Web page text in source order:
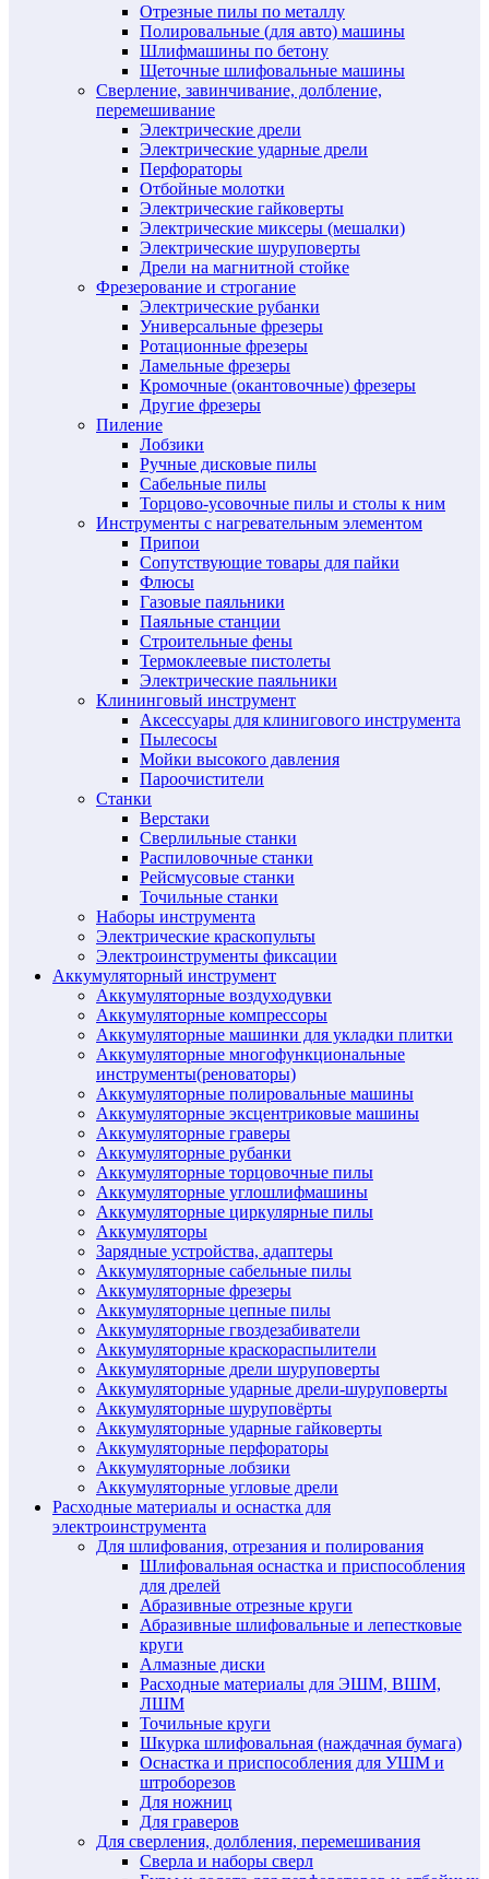
Отрезные пилы по металлу
Полировальные (для авто) машины
Шлифмашины по бетону
Щеточные шлифовальные машины
Сверление, завинчивание, долбление,
перемешивание
Электрические дрели
Электрические ударные дрели
Перфораторы
Отбойные молотки
Электрические гайковерты
Электрические миксеры (мешалки)
Электрические шуруповерты
Дрели на магнитной стойке
Фрезерование и строгание
Электрические рубанки
Универсальные фрезеры
Ротационные фрезеры
Ламельные фрезеры
Кромочные (окантовочные) фрезеры
Другие фрезеры
Пиление
Лобзики
Ручные дисковые пилы
Сабельные пилы
Торцово-усовочные пилы и столы к ним
Инструменты с нагревательным элементом
Припои
Сопутствующие товары для пайки
Флюсы
Газовые паяльники
Паяльные станции
Строительные фены
Термоклеевые пистолеты
Электрические паяльники
Клининговый инструмент
Аксессуары для клинигового инструмента
Пылесосы
Мойки высокого давления
Пароочистители
Станки
Верстаки
Сверлильные станки
Распиловочные станки
Рейсмусовые станки
Точильные станки
Наборы инструмента
Электрические краскопульты
Электроинструменты фиксации
Аккумуляторный инструмент
Аккумуляторные воздуходувки
Аккумуляторные компрессоры
Аккумуляторные машинки для укладки плитки
Аккумуляторные многофункциональные
инструменты(реноваторы)
Аккумуляторные полировальные машины
Аккумуляторные эксцентриковые машины
Аккумуляторные граверы
Аккумуляторные рубанки
Аккумуляторные торцовочные пилы
Аккумуляторные углошлифмашины
Аккумуляторные циркулярные пилы
Аккумуляторы
Зарядные устройства, адаптеры
Аккумуляторные сабельные пилы
Аккумуляторные фрезеры
Аккумуляторные цепные пилы
Аккумуляторные гвоздезабиватели
Аккумуляторные краскораспылители
Аккумуляторные дрели шуруповерты
Аккумуляторные ударные дрели-шуруповерты
Аккумуляторные шуруповёрты
Аккумуляторные ударные гайковерты
Аккумуляторные перфораторы
Аккумуляторные лобзики
Аккумуляторные угловые дрели
Расходные материалы и оснастка для
электроинструмента
Для шлифования, отрезания и полирования
Шлифовальная оснастка и приспособления
для дрелей
Абразивные отрезные круги
Абразивные шлифовальные и лепестковые
круги
Алмазные диски
Расходные материалы для ЭШМ, ВШМ,
ЛШМ
Точильные круги
Шкурка шлифовальная (наждачная бумага)
Оснастка и приспособления для УШМ и
штроборезов
Для ножниц
Для граверов
Для сверления, долбления, перемешивания
Сверла и наборы сверл